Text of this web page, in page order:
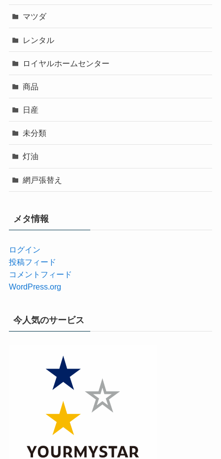
マツダ
レンタル
ロイヤルホームセンター
商品
日産
未分類
灯油
網戸張替え
メタ情報
ログイン
投稿フィード
コメントフィード
WordPress.org
今人気のサービス